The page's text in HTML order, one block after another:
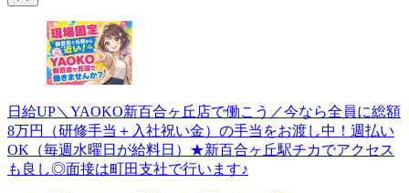
日給UP＼YAOKO新百合ヶ丘店で働こう／今なら全員に総額
8万円（研修手当＋入社祝い金）の手当をお渡し中！週払い
OK（毎週水曜日が給料日）★新百合ヶ丘駅チカでアクセス
も良し◎面接は町田支社で行います♪